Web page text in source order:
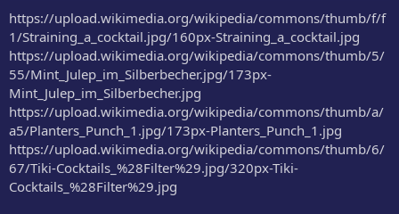
https://upload.wikimedia.org/wikipedia/commons/thumb/f/f
1/Straining_a_cocktail.jpg/160px-Straining_a_cocktail.jpg
https://upload.wikimedia.org/wikipedia/commons/thumb/5/
55/Mint_Julep_im_Silberbecher.jpg/173px-
Mint_Julep_im_Silberbecher.jpg
https://upload.wikimedia.org/wikipedia/commons/thumb/a/
a5/Planters_Punch_1.jpg/173px-Planters_Punch_1.jpg
https://upload.wikimedia.org/wikipedia/commons/thumb/6/
67/Tiki-Cocktails_%28Filter%29.jpg/320px-Tiki-
Cocktails_%28Filter%29.jpg